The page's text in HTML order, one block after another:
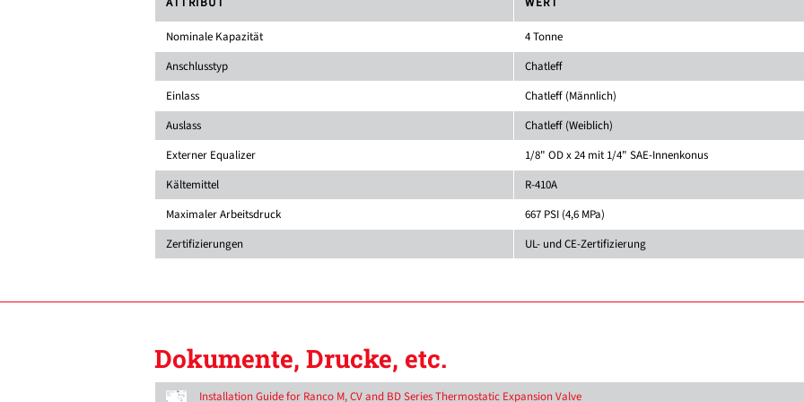
Nominale Kapazität
4 Tonne
Anschlusstyp
Chatleff
Einlass
Chatleff (Männlich)
Auslass
Chatleff (Weiblich)
Externer Equalizer
1/8" OD x 24 mit 1/4" SAE-Innenkonus
Kältemittel
R-410A
Maximaler Arbeitsdruck
667 PSI (4,6 MPa)
Zertifizierungen
UL- und CE-Zertifizierung
Dokumente, Drucke, etc.
Installation Guide for Ranco M, CV and BD Series Thermostatic Expansion Valve